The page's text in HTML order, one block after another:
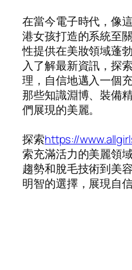
在當今電子時代，像
港女孩打造的系統至
性提供在美妝領域蓬
入了解最新資訊，探
理，自信地邁入一個
那些知識淵博、裝備
們展現的美麗。
探索https://
索充滿活力的美麗領
趨勢和脫毛技術到美
明智的選擇，展現自信